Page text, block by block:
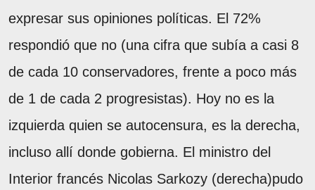
expresar sus opiniones políticas. El 72%
respondió que no (una cifra que subía a casi 8
de cada 10 conservadores, frente a poco más
de 1 de cada 2 progresistas). Hoy no es la
izquierda quien se autocensura, es la derecha,
incluso allí donde gobierna. El ministro del
Interior francés Nicolas Sarkozy (derecha)pudo